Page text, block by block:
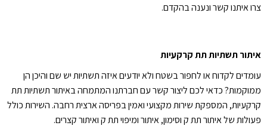
צרו איתנו קשר ונענה בהקדם.
איתור תשתיות תת קרקעיות
עומדים לקדוח או לחפור בשטח ולא יודעים איזה תשתיות יש שם והיכן הן
ממוקמות? כדאי לכם ליצור קשר עם חברתנו המתמחה באיתור תשתיות תת
קרקעיות, המספקת שירות מקצועי ואמין בפריסה ארצית רחבה. השירות כולל
פעולות של איתור תת ק וסימון, איתור ומיפוי תת ק ואיתור קצרים.